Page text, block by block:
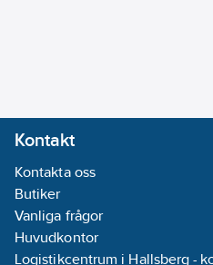
Kontakt
Kontakta oss
Butiker
Vanliga frågor
Huvudkontor
Logistikcentrum i Hallsberg -